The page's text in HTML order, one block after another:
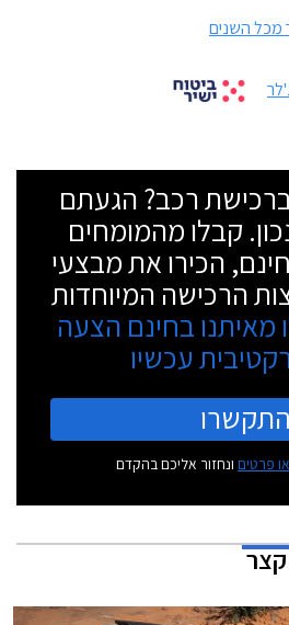
מכל השנים
ברכישת רכב? הגעתם
קבלו מהמומחים
חינם, הכירו את מבצעי
הרכישה המיוחדות
מאיתנו בחינם הצעה
עכשיו
התקשרו
פרטים ונחזור אליכם בהקדם